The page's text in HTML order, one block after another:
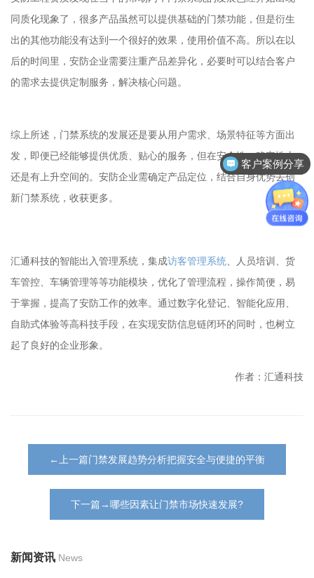
同质化现象了，很多产品虽然可以提供基础的门禁功能，但是衍生
出的其他功能没有达到一个很好的效果，使用价值不高。所以在以
后的时间里，安防企业需要注重产品差异化，必要时可以结合客户
的需求去提供定制服务，解决核心问题。
综上所述，门禁系统的发展还是要从用户需求、场景特征等方面出
发，即便已经能够提供优质、贴心的服务，但在安全性、稳定性上
还是有上升空间的。安防企业需确定产品定位，结合自身优势去创
新门禁系统，收获更多。
汇通科技的智能出入管理系统 ，集成访客管理系统 、人员培训、货
车管控、车辆管理等等功能模块，优化了管理流程，操作简便，易
于掌握，提高了安防工作的效率。通过数字化登记、智能化应用、
自助式体验等高科技手段，在实现安防信息链闭环的同时，也树立
起了良好的企业形象。
作者：汇通科技
←上一篇门禁发展趋势分析把握安全与便捷的平衡
下一篇→哪些因素让门禁市场快速发展?
新闻资讯 News
客户案例分享